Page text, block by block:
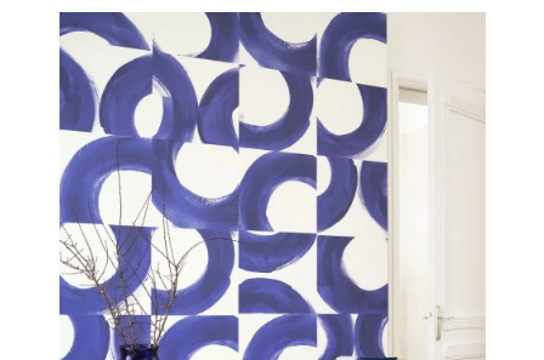
plutôt Christian Dior ou Pierre Balmain ? Leurs
silhouettes seules se retrouvent dans le dessin filaire
et raffiné de Model. Avec Arty, le trait s’épure encore,
et la géométrie rime avec poésie. Et que dire du
virevoltant Alberto et ses danseurs filiformes, comme
sculptés à la hâte avant leur envol ? Après cette
ascension, on revient sur terre avec les précieuses
corolles de Flower Power si emblématiques des
années 70. Quant au surréaliste Not a circle, il ne
tourne plus très rond ...Pour notre plus grand bonheur.
La parenthèse enchantée se clôt avec deux
panoramiques déjantés : Pop et ses dessins
psychédéliques et Abstract et son collage artistique
très eighties.